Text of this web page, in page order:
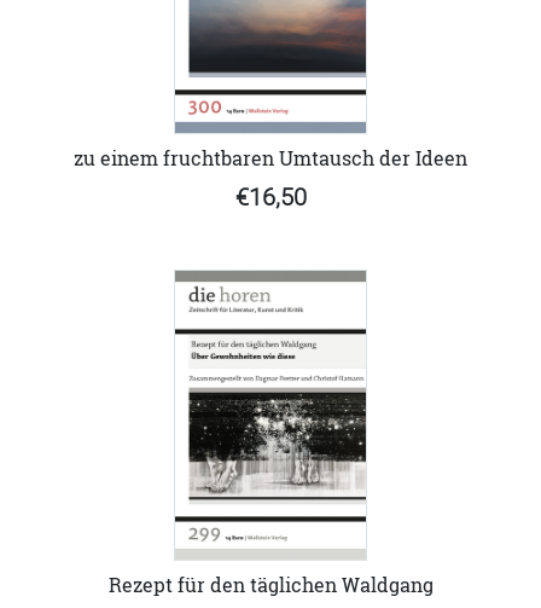
zu einem fruchtbaren Umtausch der Ideen
€16,50
Rezept für den täglichen Waldgang